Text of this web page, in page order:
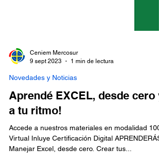
9 sept 2023
1 min de lectura
Novedades y Noticias
Aprendé EXCEL, desde cero y
a tu ritmo!
Accede a nuestros materiales en modalidad